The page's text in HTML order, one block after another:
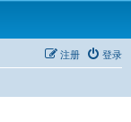
登录
注册